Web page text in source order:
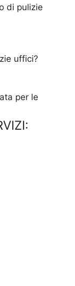
di pulizie
uffici?
per le